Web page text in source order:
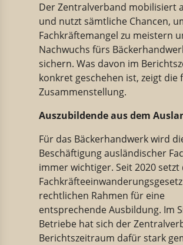
Der Zentralverband mobilisiert
und nutzt sämtliche Chancen,
Fachkräftemangel zu meistern
Nachwuchs fürs
sichern. Was davon im
konkret geschehen ist, zeigt die
Zusammenstellung.
Auszubildende aus dem
Für das Bäckerhandwerk wird
Beschäftigung ausländischer
immer wichtiger. Seit 2020 setzt
rechtlichen Rahmen für eine
entsprechende Ausbildung. Im
Betriebe hat sich der
Berichtszeitraum dafür stark